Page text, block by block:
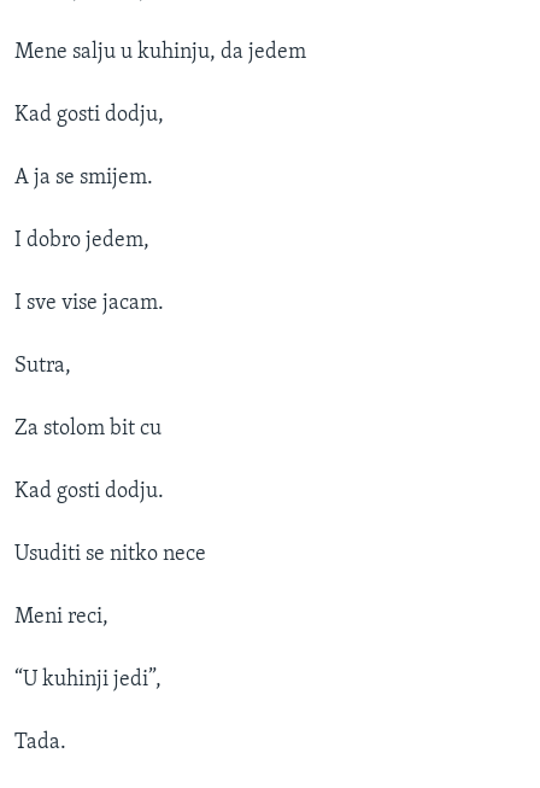
Mene salju u kuhinju, da jedem
Kad gosti dodju,
A ja se smijem.
I dobro jedem,
I sve vise jacam.
Sutra,
Za stolom bit cu
Kad gosti dodju.
Usuditi se nitko nece
Meni reci,
“U kuhinji jedi”,
Tada.